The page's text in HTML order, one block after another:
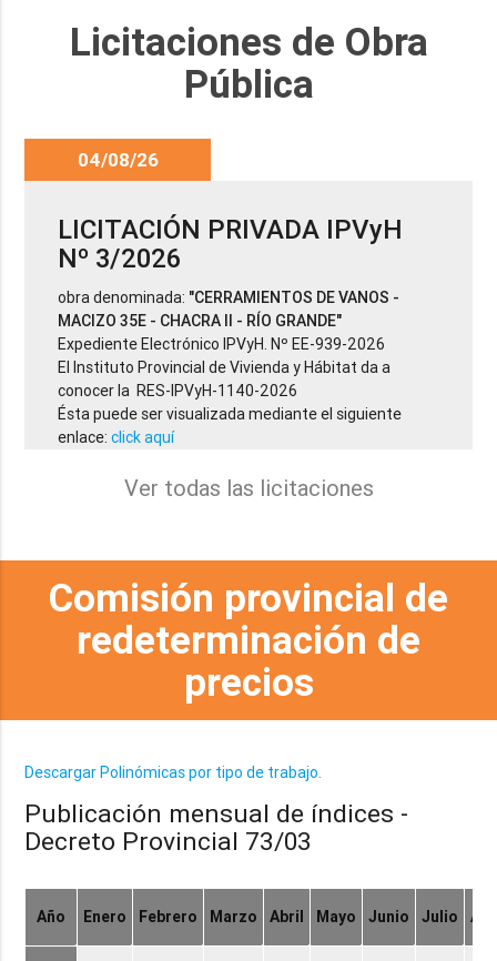
Licitaciones de Obra
Pública
04/08/26
LICITACIÓN PRIVADA IPVyH
Nº 3/2026
obra denominada: "CERRAMIENTOS DE VANOS -
MACIZO 35E - CHACRA II - RÍO GRANDE"
Expediente Electrónico IPVyH. Nº EE-939-2026
El Instituto Provincial de Vivienda y Hábitat da a
conocer la RES-IPVyH-1140-2026
Ésta puede ser visualizada mediante el siguiente
enlace:click aquí
Ver todas las licitaciones
Comisión provincial de
redeterminación de
precios
Descargar Polinómicas por tipo de trabajo.
Publicación mensual de índices -
Decreto Provincial 73/03
Año Enero Febrero Marzo Abril Mayo Junio Julio